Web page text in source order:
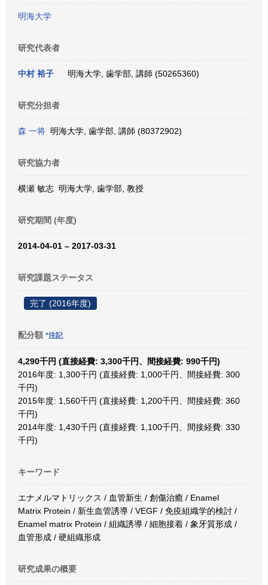
明海大学
研究代表者
中村 裕子 明海大学, 歯学部, 講師 (50265360)
研究分担者
森 一将 明海大学, 歯学部, 講師 (80372902)
研究協力者
横瀬 敏志 明海大学, 歯学部, 教授
研究期間 (年度)
2014-04-01 – 2017-03-31
研究課題ステータス
完了 (2016年度)
配分額 *注記
4,290千円 (直接経費: 3,300千円、間接経費: 990千円)
2016年度: 1,300千円 (直接経費: 1,000千円、間接経費: 300
千円)
2015年度: 1,560千円 (直接経費: 1,200千円、間接経費: 360
千円)
2014年度: 1,430千円 (直接経費: 1,100千円、間接経費: 330
千円)
キーワード
エナメルマトリックス / 血管新生 / 創傷治癒 / Enamel
Matrix Protein / 新生血管誘導 / VEGF / 免疫組織学的検討 /
Enamel matrix Protein / 組織誘導 / 細胞接着 / 象牙質形成 /
血管形成 / 硬組織形成
研究成果の概要